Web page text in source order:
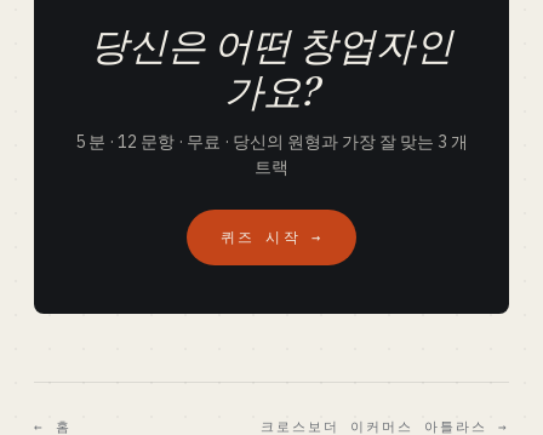
당신은 어떤 창업자인
가요?
5 분 · 12 문항 · 무료 · 당신의 원형과 가장 잘 맞는 3 개
트랙
퀴즈 시작 →
← 홈 크로스보더 이커머스 아틀라스 →